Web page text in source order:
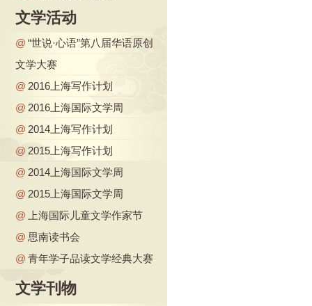
文学活动
@ “世说·心语”第八届华语原创
文学大赛
@ 2016上海写作计划
@ 2016上海国际文学周
@ 2014上海写作计划
@ 2015上海写作计划
@ 2014上海国际文学周
@ 2015上海国际文学周
@
上海国际儿童文学作家节
@ 思南读书会
@ 青年学子品读文学经典大赛
文学刊物